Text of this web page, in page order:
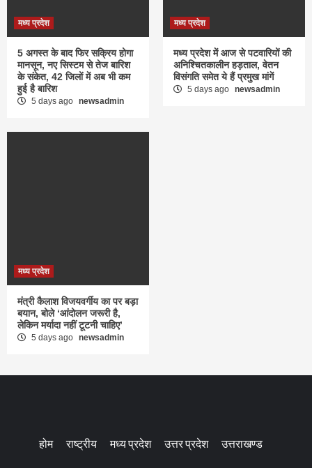
मध्य प्रदेश
5 अगस्त के बाद फिर सक्रिय होगा
मानसून, नए सिस्टम से तेज बारिश
के संकेत, 42 जिलों में अब भी कम
हुई है बारिश
5 days ago newsadmin
मध्य प्रदेश
मध्य प्रदेश में आज से पटवारियों की
अनिश्चितकालीन हड़ताल, वेतन
विसंगति समेत ये हैं प्रमुख मांगें
5 days ago newsadmin
मध्य प्रदेश
मंत्री कैलाश विजयवर्गीय का पर बड़ा
बयान, बोले ‘आंदोलन जरूरी है,
लेकिन मर्यादा नहीं टूटनी चाहिए’
5 days ago newsadmin
होम राष्ट्रीय मध्य प्रदेश उत्तर प्रदेश उत्तराखण्ड